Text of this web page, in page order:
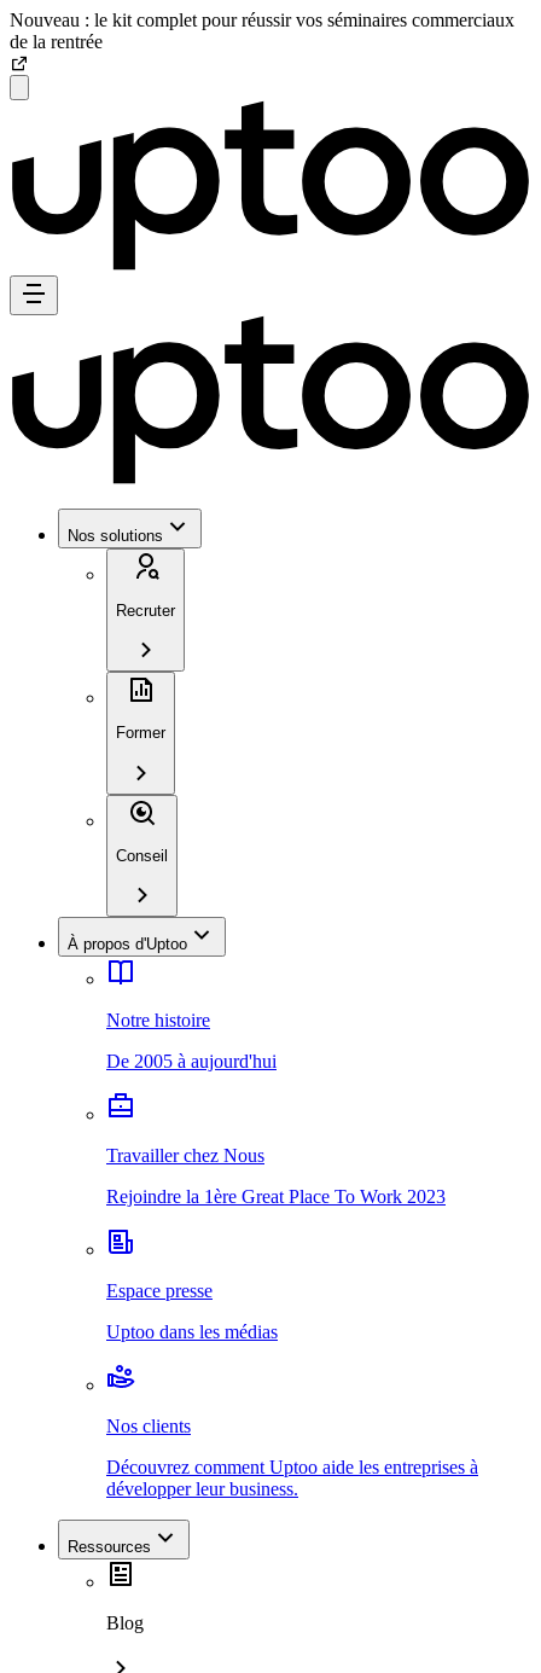
Nouveau : le kit complet pour réussir vos séminaires commerciaux
de la rentrée
Nos solutions
Recruter
Former
Conseil
À propos d'Uptoo
Notre histoire
De 2005 à aujourd'hui
Travailler chez Nous
Rejoindre la 1ère Great Place To Work 2023
Espace presse
Uptoo dans les médias
Nos clients
Découvrez comment Uptoo aide les entreprises à
développer leur business.
Ressources
Blog